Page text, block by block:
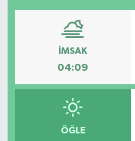
İMSAK
04:09
ÖĞLE